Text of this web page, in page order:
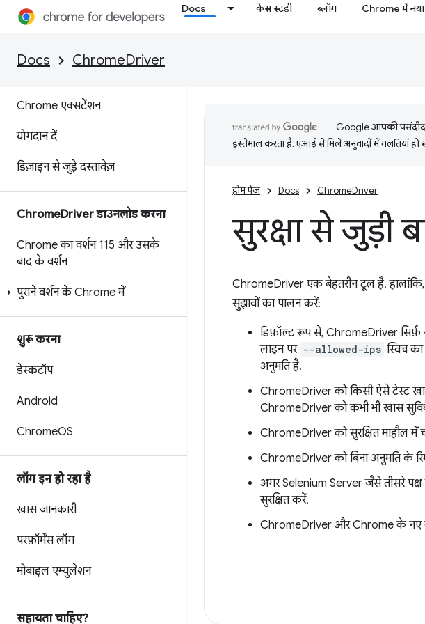
Docs केस स्टडी ब्लॉग Chrome में नया
Docs ChromeDriver
ChromeDriver
Chrome एक्सटेंशन
योगदान दें
डिज़ाइन से जुड़े दस्तावेज़
ChromeDriver डाउनलोड करना
Chrome का वर्शन 115 और उसके
बाद के वर्शन
पुराने वर्शन के Chrome में
शुरू करना
डेस्कटॉप
Android
ChromeOS
लॉग इन हो रहा है
खास जानकारी
परफ़ॉर्मेंस लॉग
मोबाइल एम्युलेशन
सहायता चाहिए?
Google आपकी
इस्तेमाल करता है. एआई से मिले अनुवादों में गलतियां
होम पेज Docs ChromeDriver
सुरक्षा से जुड़ी
ChromeDriver एक बेहतरीन टूल है.
सुझावों का पालन करें:
डिफ़ॉल्ट रूप से, ChromeDriver सिर्फ़
लाइन पर --allowed-ips स्विच
अनुमति है.
ChromeDriver को किसी ऐसे टेस्ट
ChromeDriver को कभी भी खास
ChromeDriver को सुरक्षित माहौल
ChromeDriver को बिना अनुमति के
अगर Selenium Server जैसे तीसरे
सुरक्षित करें.
ChromeDriver और Chrome के नए